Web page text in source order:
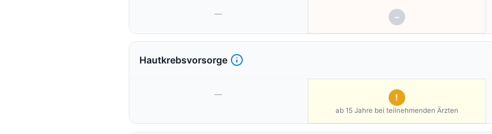
— −
Hautkrebsvorsorge
— !
ab 15 Jahre bei teilnehmenden Ärzten